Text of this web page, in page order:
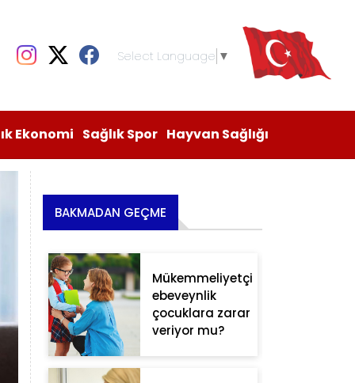
Select Language ▼
Ekonomi Sağlık Spor Hayvan Sağlığı
BAKMADAN GEÇME
Mükemmeliyetçi
ebeveynlik
çocuklara zarar
veriyor mu?